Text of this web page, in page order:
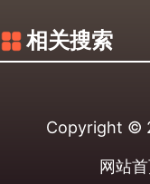
相关搜索
Copyright ©
网站